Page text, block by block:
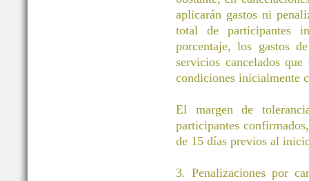
aplicarán gastos ni
total de participantes
porcentaje, los gastos
servicios cancelados
condiciones inicialmente
El margen de
participantes
de 15 días previos al
3. Penalizaciones por